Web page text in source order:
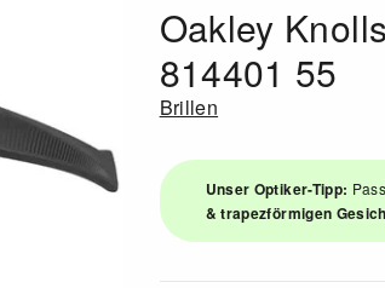
Oakley
814401 55
Brillen
Unser Optiker-Tipp:
& trapezförmigen